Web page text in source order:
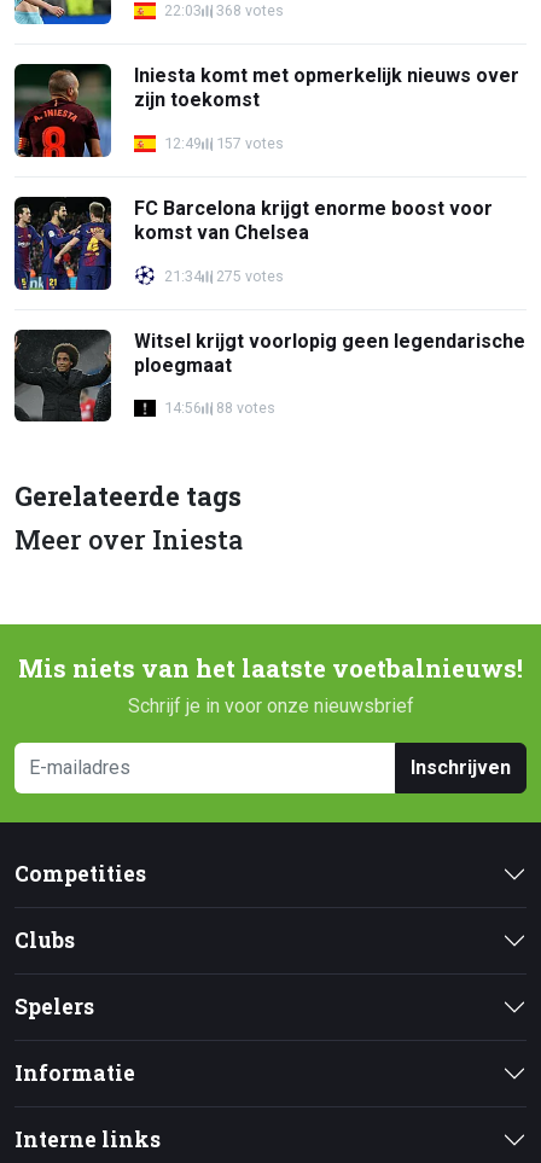
22:03 368 votes
Iniesta komt met opmerkelijk nieuws over
zijn toekomst
12:49 157 votes
FC Barcelona krijgt enorme boost voor
komst van Chelsea
21:34 275 votes
Witsel krijgt voorlopig geen legendarische
ploegmaat
14:56 88 votes
Gerelateerde tags
Meer over Iniesta
Mis niets van het laatste voetbalnieuws!
Schrijf je in voor onze nieuwsbrief
Inschrijven
Competities
Clubs
Spelers
Informatie
Interne links